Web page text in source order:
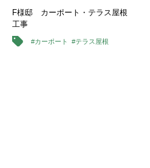
F様邸 カーポート・テラス屋根
工事
#カーポート #テラス屋根